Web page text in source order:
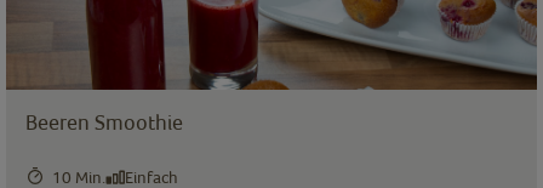
Beeren Smoothie
10 Min. Einfach